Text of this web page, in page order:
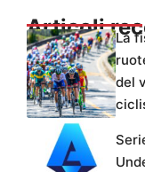
Articoli
La
del